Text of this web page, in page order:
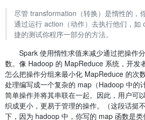
尽管 transformation（转换）是惰性的，
通过运行 action（动作）去执行他们，如
捷的测试你程序一部分的方法。
Spark 使用惰性求值来减少通过把操作
数。像 Hadoop 的 MapReduce 系统，开发
怎么把操作分组来最小化 MapReduce 的次
处理编写成一个复杂的 map（Hadoop 中的
简单操作并将其串联在一起。因此，用户可
织成更小，更易于管理的操作。（这段话挺
下，因为 hadoop 中，你写的 map 函数是